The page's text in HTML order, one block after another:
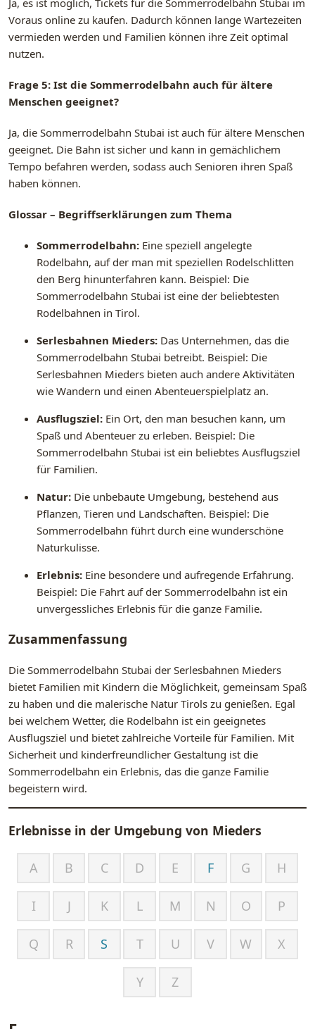
Voraus online zu kaufen. Dadurch können lange Wartezeiten
vermieden werden und Familien können ihre Zeit optimal
nutzen.
Frage 5: Ist die Sommerrodelbahn auch für ältere
Menschen geeignet?
Ja, die Sommerrodelbahn Stubai ist auch für ältere Menschen
geeignet. Die Bahn ist sicher und kann in gemächlichem
Tempo befahren werden, sodass auch Senioren ihren Spaß
haben können.
Glossar – Begriffserklärungen zum Thema
Sommerrodelbahn: Eine speziell angelegte
Rodelbahn, auf der man mit speziellen Rodelschlitten
den Berg hinunterfahren kann. Beispiel: Die
Sommerrodelbahn Stubai ist eine der beliebtesten
Rodelbahnen in Tirol.
Serlesbahnen Mieders: Das Unternehmen, das die
Sommerrodelbahn Stubai betreibt. Beispiel: Die
Serlesbahnen Mieders bieten auch andere Aktivitäten
wie Wandern und einen Abenteuerspielplatz an.
Ausflugsziel: Ein Ort, den man besuchen kann, um
Spaß und Abenteuer zu erleben. Beispiel: Die
Sommerrodelbahn Stubai ist ein beliebtes Ausflugsziel
für Familien.
Natur: Die unbebaute Umgebung, bestehend aus
Pflanzen, Tieren und Landschaften. Beispiel: Die
Sommerrodelbahn führt durch eine wunderschöne
Naturkulisse.
Erlebnis: Eine besondere und aufregende Erfahrung.
Beispiel: Die Fahrt auf der Sommerrodelbahn ist ein
unvergessliches Erlebnis für die ganze Familie.
Zusammenfassung
Die Sommerrodelbahn Stubai der Serlesbahnen Mieders
bietet Familien mit Kindern die Möglichkeit, gemeinsam Spaß
zu haben und die malerische Natur Tirols zu genießen. Egal
bei welchem Wetter, die Rodelbahn ist ein geeignetes
Ausflugsziel und bietet zahlreiche Vorteile für Familien. Mit
Sicherheit und kinderfreundlicher Gestaltung ist die
Sommerrodelbahn ein Erlebnis, das die ganze Familie
begeistern wird.
Erlebnisse in der Umgebung von Mieders
A B C D E F G H
I J K L M N O P
Q R S T U V W X
Y Z